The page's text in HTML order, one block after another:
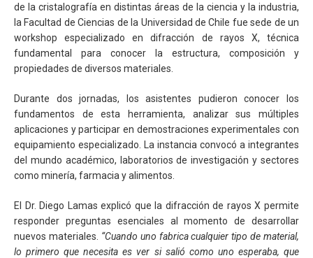
de la cristalografía en distintas áreas de la ciencia y la industria,
la Facultad de Ciencias de la Universidad de Chile fue sede de un
workshop especializado en difracción de rayos X, técnica
fundamental para conocer la estructura, composición y
propiedades de diversos materiales.
Durante dos jornadas, los asistentes pudieron conocer los
fundamentos de esta herramienta, analizar sus múltiples
aplicaciones y participar en demostraciones experimentales con
equipamiento especializado. La instancia convocó a integrantes
del mundo académico, laboratorios de investigación y sectores
como minería, farmacia y alimentos.
El Dr. Diego Lamas explicó que la difracción de rayos X permite
responder preguntas esenciales al momento de desarrollar
nuevos materiales. “Cuando uno fabrica cualquier tipo de material,
lo primero que necesita es ver si salió como uno esperaba, que